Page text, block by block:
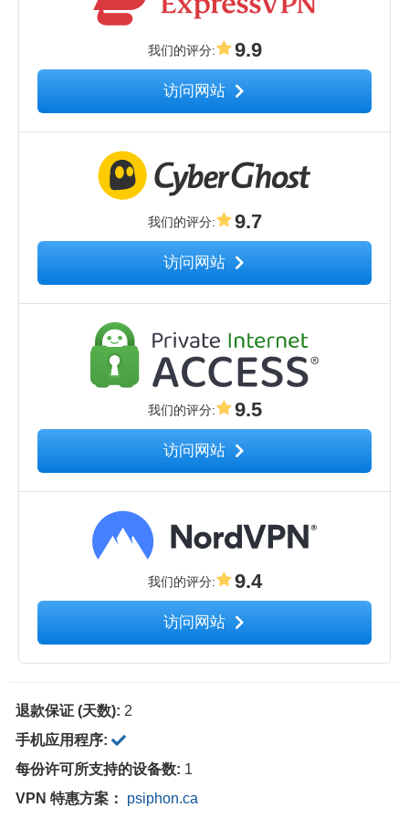
我们的评分: 9.9
访问网站
我们的评分: 9.7
访问网站
我们的评分: 9.5
访问网站
我们的评分: 9.4
访问网站
退款保证 (天数): 2
手机应用程序:
每份许可所支持的设备数: 1
VPN 特惠方案： psiphon.ca